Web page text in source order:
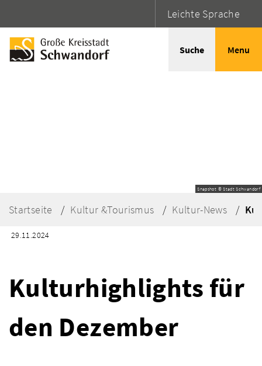
Leichte Sprache
Suche Menu
Snapshot © Stadt Schwandorf
Startseite Kultur &Tourismus Kultur-News
29.11.2024
Kulturhighlights für
den Dezember